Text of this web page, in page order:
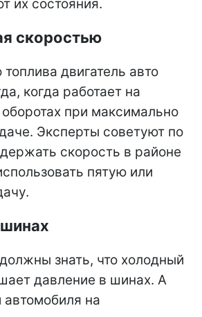
их состояния.
скоростью
двигатель авто
когда работает на
при максимально
Эксперты советуют по
скорость в районе
пятую или
знать, что холодный
давление в шинах. А
на